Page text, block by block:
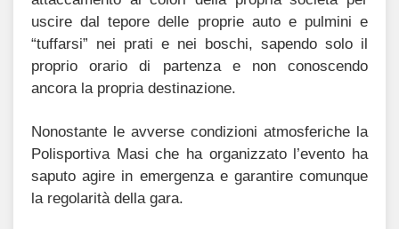
uscire dal tepore delle proprie auto e pulmini e
“tuffarsi” nei prati e nei boschi, sapendo solo il
proprio orario di partenza e non conoscendo
ancora la propria destinazione.
Nonostante le avverse condizioni atmosferiche la
Polisportiva Masi che ha organizzato l’evento ha
saputo agire in emergenza e garantire comunque
la regolarità della gara.